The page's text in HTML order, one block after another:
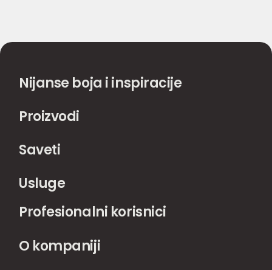
Nijanse boja i inspiracije
Proizvodi
Saveti
Usluge
Profesionalni korisnici
O kompaniji